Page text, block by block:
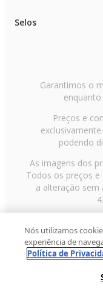
Selos
Garantimos o
Preços e
podendo
As imagens dos
Todos os preços
a alteração sem
Paulo/SP, CEP
2013 Fast
Nós utilizamos
experiência de
Política de